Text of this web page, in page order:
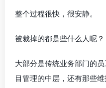
整个过程很快，很安静。
被裁掉的都是些什么人呢？
大部分是传统业务部门的
目管理的中层，还有那些